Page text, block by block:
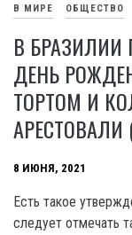
В МИРЕ ОБЩЕСТВО
В
ДЕНЬ
ТОРТОМ И
АРЕСТОВАЛИ
8 ИЮНЯ, 2021
Есть такое
следует отмечать